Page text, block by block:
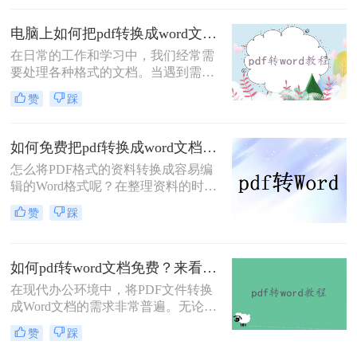
转换成Word文档。那么pdf转成word
怎么转呢？本文将介绍两种将PDF转
换成Word的方法，包括使用专业的
PDF转换软件和在线转换工具。
电脑上如何把pdf转换成word文档？学会这4种方法轻松完成转换！
在日常的工作和学习中，我们经常需
要处理各种格式的文档。当遇到需要
编辑或调整内容的PDF文件时，将其
转换为可编辑的Word文档就显得尤为
word文档呢？本文将介绍四种有效的
PDF转Word的方法，帮助你轻松完成
这一任务。
赞 踩
如何免费把pdf转换成word文档？分享二个简单方便的方法！
怎么将PDF格式的资料转换成容易编
辑的Word格式呢？在整理资料的时候
最难过的莫过于文档不能直接编辑，
不能修改里面的内容了。所以，工作
word很简单的，下面就来教会大家。
赞 踩
如何pdf转word文档免费？来看看这2种转换方法！
在现代办公环境中，将PDF文件转换
成Word文档的需求非常普遍。无论是
为了编辑、修改还是进一步处理，掌
握几种高效的PDF转Word方法都是非
赞 踩